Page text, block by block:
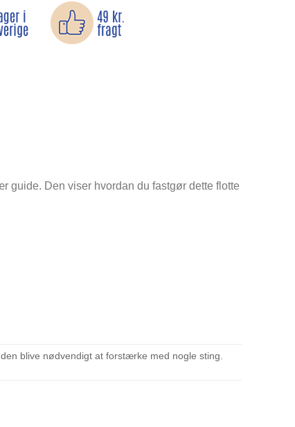
guide. Den viser hvordan du fastgør dette flotte
blive nødvendigt at forstærke med nogle sting.